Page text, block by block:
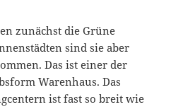
zunächst die Grüne
sind sie aber
Das ist einer der
Warenhaus. Das
ist fast so breit wie